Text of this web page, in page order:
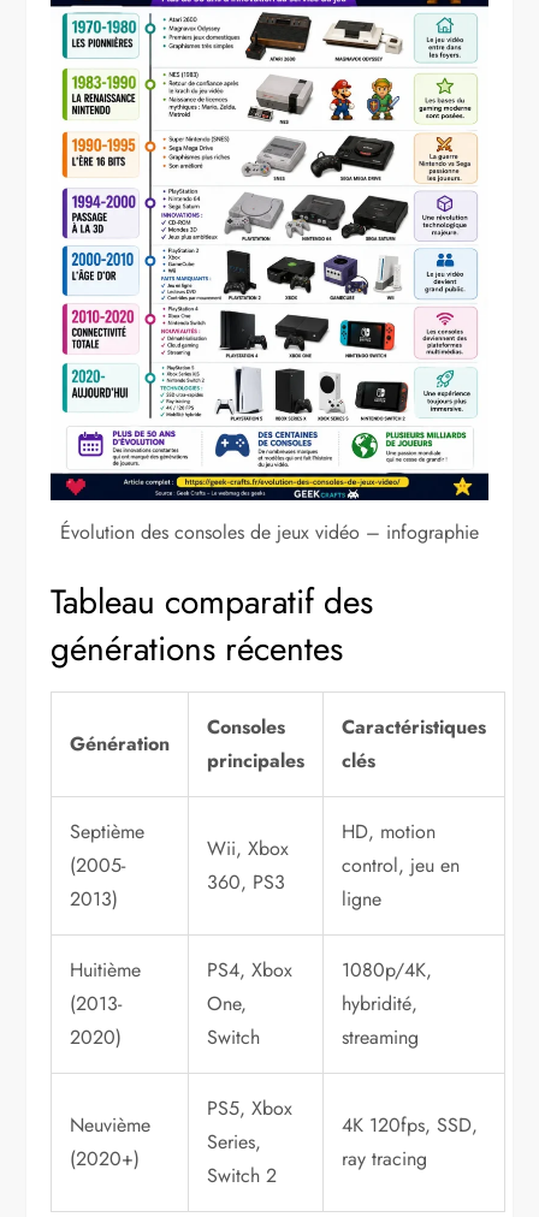
Évolution des consoles de jeux vidéo – infographie
Tableau comparatif des
générations récentes
Génération
Consoles
principales
Caractéristiques
clés
Septième
(2005-
2013)
Wii, Xbox
360, PS3
HD, motion
control, jeu en
ligne
Huitième
(2013-
2020)
PS4, Xbox
One,
Switch
1080p/4K,
hybridité,
streaming
Neuvième
(2020+)
PS5, Xbox
Series,
Switch 2
4K 120fps, SSD,
ray tracing